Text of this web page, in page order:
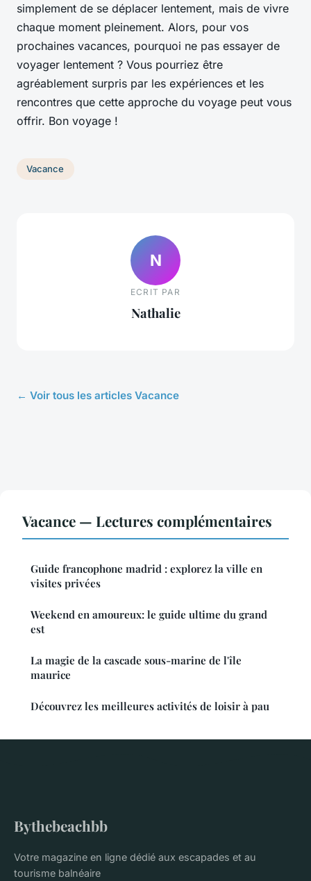
simplement de se déplacer lentement, mais de vivre
chaque moment pleinement. Alors, pour vos
prochaines vacances, pourquoi ne pas essayer de
voyager lentement ? Vous pourriez être
agréablement surpris par les expériences et les
rencontres que cette approche du voyage peut vous
offrir. Bon voyage !
Vacance
N
ECRIT PAR
Nathalie
← Voir tous les articles Vacance
Vacance — Lectures complémentaires
Guide francophone madrid : explorez la ville en
visites privées
Weekend en amoureux: le guide ultime du grand
est
La magie de la cascade sous-marine de l'île
maurice
Découvrez les meilleures activités de loisir à pau
Bythebeachbb
Votre magazine en ligne dédié aux escapades et au
tourisme balnéaire